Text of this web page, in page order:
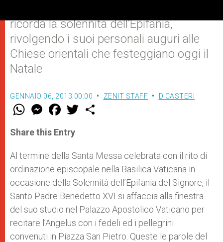
ricorda la solennità dell’Epifania,
rivolgendo i suoi personali auguri alle
Chiese orientali che festeggiano oggi il
Natale
GENNAIO 06, 2013 00:00 ZENIT STAFF DICASTERI
W
t
s
p
p
M
e
s
e
g
e
r
F
a
e
b
o
k
w
r
Share this Entry
Al termine della Santa Messa celebrata con il rito di
ordinazione episcopale nella Basilica Vaticana in
occasione della Solennità dell’Epifania del Signore, il
Santo Padre Benedetto XVI si affaccia alla finestra
del suo studio nel Palazzo Apostolico Vaticano per
recitare l’Angelus con i fedeli ed i pellegrini
convenuti in Piazza San Pietro. Queste le parole del